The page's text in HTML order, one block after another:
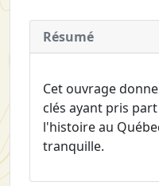
Résumé
Cet ouvrage
clés ayant pris
l'histoire au
tranquille.